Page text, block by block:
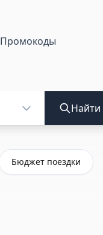
Промокоды
Найти
Бюджет поездки